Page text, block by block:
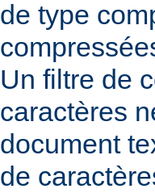
de type
Un filtre de
caractères
document
de